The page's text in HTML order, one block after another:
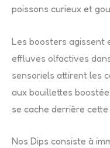
poissons curieux et
Les boosters agissent
effluves olfactives
sensoriels attirent les
aux bouillettes
se cache derrière
Nos Dips consiste à